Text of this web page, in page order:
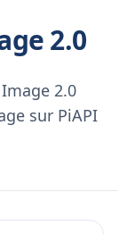
2.0
2.0
sur PiAPI